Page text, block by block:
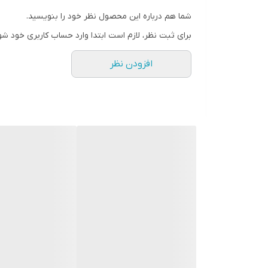
شما هم درباره این محصول نظر خود را بنویسید.
برای ثبت نظر، لازم است ابتدا وارد حساب کاربری خود
افزودن نظر